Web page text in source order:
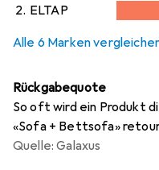
2. ELTAP
Alle 6 Marken
Rückgabequote
So oft wird ein Produkt
«Sofa + Bettsofa»
Quelle: Galaxus